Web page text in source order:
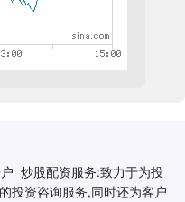
_炒股配资服务:致力于为投
投资咨询服务,同时还为客户